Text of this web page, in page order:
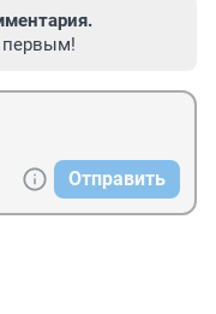
первым!
Отправить